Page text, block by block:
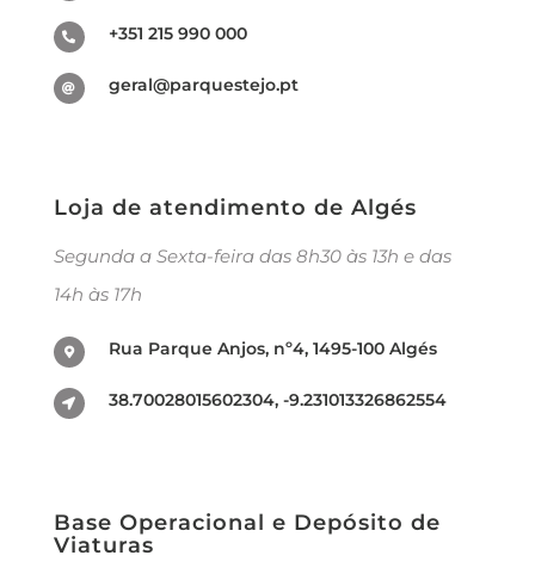
+351 215 990 000
geral@parquestejo.pt
Loja de atendimento de Algés
Segunda a Sexta-feira das 8h30 às 13h e das
14h às 17h
Rua Parque Anjos, nº4, 1495-100 Algés
38.70028015602304, -9.231013326862554
Base Operacional e Depósito de
Viaturas